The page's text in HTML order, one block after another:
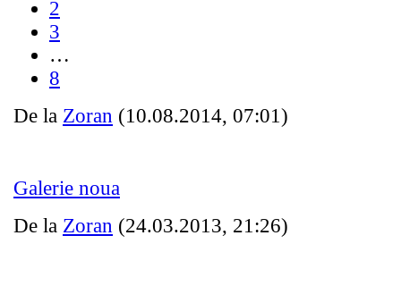
2
3
…
8
De la Zoran (10.08.2014, 07:01)
Galerie noua
De la Zoran (24.03.2013, 21:26)